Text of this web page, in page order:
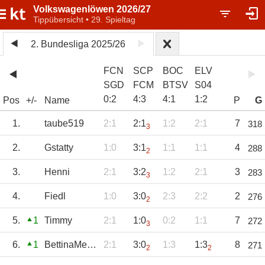
Volkswagenlöwen 2026/27
Tippübersicht • 29. Spieltag
2. Bundesliga 2025/26
Pos +/- Name
FCN
SGD
0:2
SCP
FCM
4:3
BOC
BTSV
4:1
ELV
S04
1:2 P G
1. taube519 2:1 2:13 1:2 2:1 7 318
2. Gstatty 1:0 3:12 1:1 1:1 4 288
3. Henni 2:1 3:23 1:2 2:1 3 283
4. Fiedl 1:0 3:02 2:3 2:2 2 276
5. 1 Timmy 2:1 1:03 0:2 1:1 7 272
6. 1 BettinaMeyer 2:1 3:02 1:3 1:32 8 271